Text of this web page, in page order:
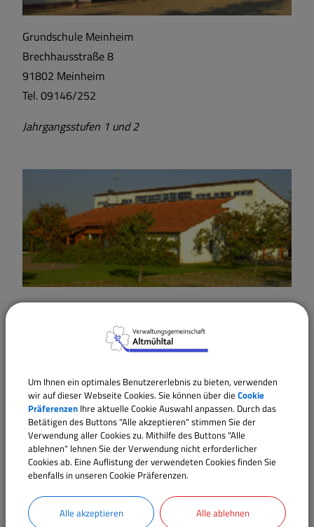
Grundschule Meinheim
Brechhausstraße 8
91802 Meinheim
Tel. 09146/252
Jahrgangsstufen 1 und 2
Grundschule Dittenheim
91723 Dittenheim
Jahrgangsstufen 3 und 4
Um Ihnen ein optimales Benutzererlebnis zu bieten, verwenden
wir auf dieser Webseite Cookies. Sie können über die Cookie
Präferenzen Ihre aktuelle Cookie Auswahl anpassen. Durch das
Betätigen des Buttons "Alle akzeptieren" stimmen Sie der
Verwendung aller Cookies zu. Mithilfe des Buttons "Alle
ablehnen" lehnen Sie der Verwendung nicht erforderlicher
Cookies ab. Eine Auflistung der verwendeten Cookies finden Sie
ebenfalls in unseren Cookie Präferenzen.
Alle akzeptieren Alle ablehnen